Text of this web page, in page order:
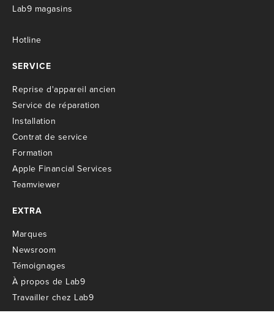
Lab9 magasins
Hotline
SERVICE
Reprise d'appareil ancien
Service de réparation
Installation
Contrat de service
Formation
Apple Financial Services
Teamviewer
EXTRA
Marques
Newsroom
Témoignages
À propos de Lab9
Travailler chez Lab9